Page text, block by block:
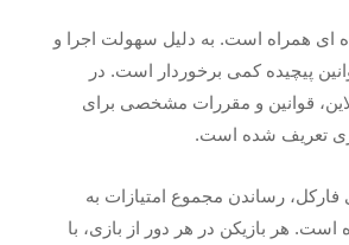
ای همراه است. به دلیل سهولت اجرا و
پیچیده کمی برخوردار است. در
قوانین و مقررات مشخصی برای
تعریف شده است.
رساندن مجموع امتیازات به
هر بازیکن در هر دور از بازی، با